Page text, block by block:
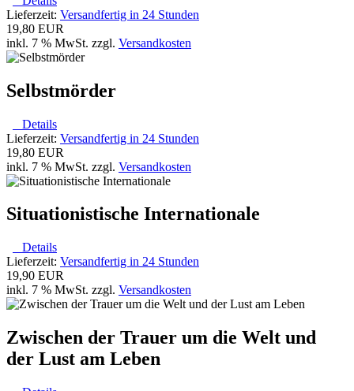
Lieferzeit: Versandfertig in 24 Stunden
19,80 EUR
inkl. 7 % MwSt. zzgl. Versandkosten
Selbstmörder
Details
Lieferzeit: Versandfertig in 24 Stunden
19,80 EUR
inkl. 7 % MwSt. zzgl. Versandkosten
Situationistische Internationale
Details
Lieferzeit: Versandfertig in 24 Stunden
19,90 EUR
inkl. 7 % MwSt. zzgl. Versandkosten
Zwischen der Trauer um die Welt und
der Lust am Leben